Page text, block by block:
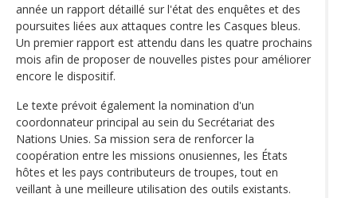
année un rapport détaillé sur l'état des enquêtes et des
poursuites liées aux attaques contre les Casques bleus.
Un premier rapport est attendu dans les quatre prochains
mois afin de proposer de nouvelles pistes pour améliorer
encore le dispositif.
Le texte prévoit également la nomination d'un
coordonnateur principal au sein du Secrétariat des
Nations Unies. Sa mission sera de renforcer la
coopération entre les missions onusiennes, les États
hôtes et les pays contributeurs de troupes, tout en
veillant à une meilleure utilisation des outils existants.